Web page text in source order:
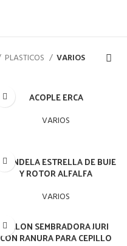
PLASTICOS VARIOS
ACOPLE ERCA
VARIOS
ARANDELA ESTRELLA DE BUJE
Y ROTOR ALFALFA
VARIOS
CICLON SEMBRADORA JURI
CON RANURA PARA CEPILLO